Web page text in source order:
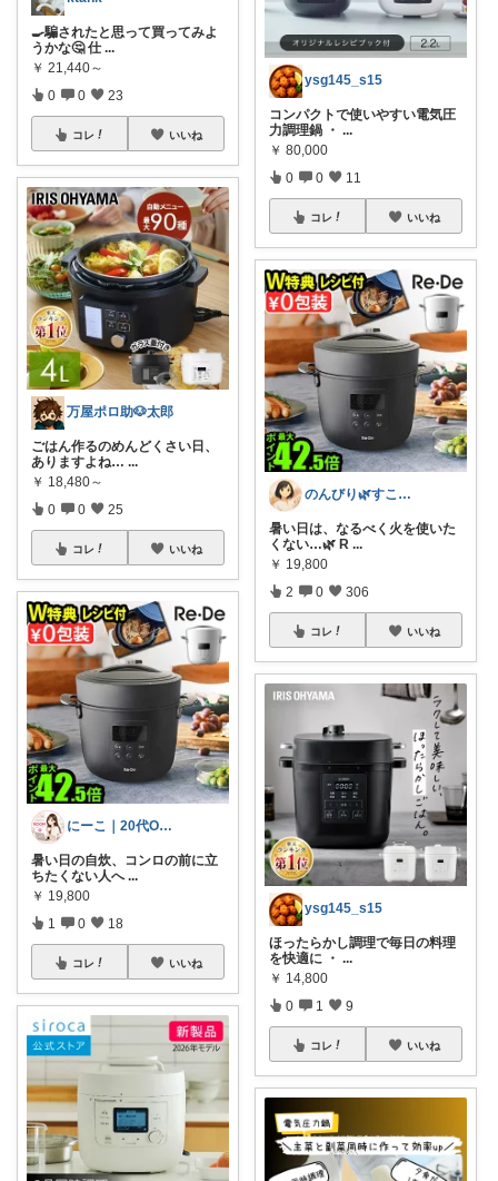
🍳騙されたと思って買ってみよ
うかな🤔 仕 ...
￥ 21,440～
0 0 23
コレ いいね
万屋ポロ助🐶太郎
ごはん作るのめんどくさい日、
ありますよね… ...
￥ 18,480～
0 0 25
コレ いいね
にーこ｜20代OLの買ってよかった部屋
暑い日の自炊、コンロの前に立
ちたくない人へ ...
￥ 19,800
1 0 18
コレ いいね
ysg145_s15
コンパクトで使いやすい電気圧
力調理鍋 ・ ...
￥ 80,000
0 0 11
コレ いいね
のんびり🌿すこやか暮らし
暑い日は、なるべく火を使いた
くない…🌿 R ...
￥ 19,800
2 0 306
コレ いいね
ysg145_s15
ほったらかし調理で毎日の料理
を快適に ・ ...
￥ 14,800
0 1 9
コレ いいね